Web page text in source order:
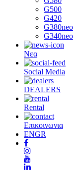
G500
G420
G380neo
G340neo
Νεα
Social Media
DEALERS
Rental
Επικοινωνια
ENGR